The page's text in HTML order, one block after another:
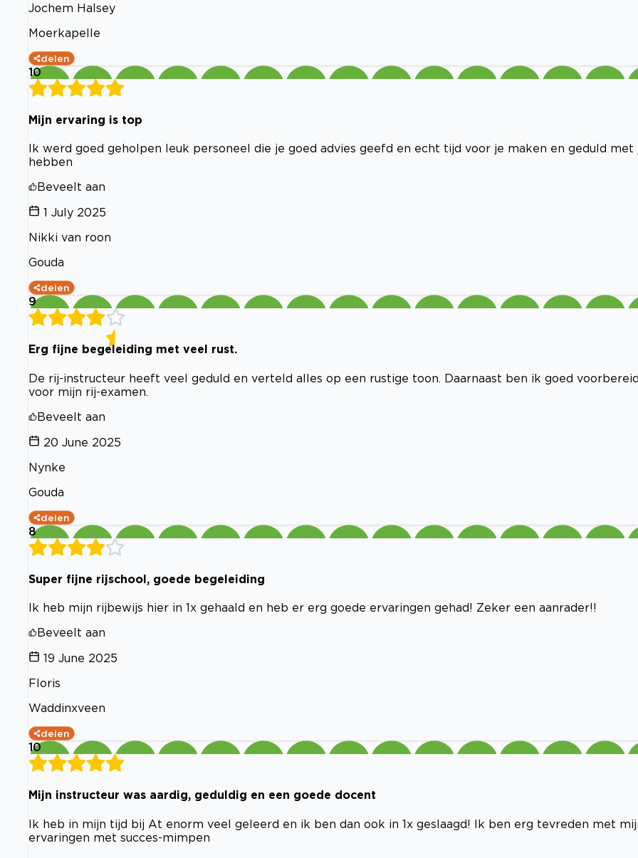
Jochem Halsey
Moerkapelle
delen
10
Mijn ervaring is top
Ik werd goed geholpen leuk personeel die je goed advies geefd en echt tijd voor je maken en geduld met
hebben
Beveelt aan
1 July 2025
Nikki van roon
Gouda
delen
9
Erg fijne begeleiding met veel rust.
De rij-instructeur heeft veel geduld en verteld alles op een rustige toon. Daarnaast ben ik goed
voor mijn rij-examen.
Beveelt aan
20 June 2025
Nynke
Gouda
delen
8
Super fijne rijschool, goede begeleiding
Ik heb mijn rijbewijs hier in 1x gehaald en heb er erg goede ervaringen gehad! Zeker een aanrader!!
Beveelt aan
19 June 2025
Floris
Waddinxveen
delen
10
Mijn instructeur was aardig, geduldig en een goede docent
Ik heb in mijn tijd bij At enorm veel geleerd en ik ben dan ook in 1x geslaagd! Ik ben erg tevreden met
ervaringen met succes-mimpen